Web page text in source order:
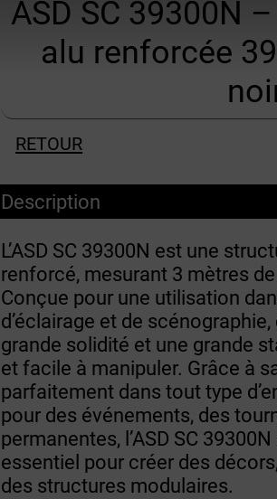
ASD SC 39300N
alu renforcée
RETOUR
Description
L’ASD SC 39300N est une
renforcé, mesurant 3 mètres
Conçue pour une utilisation
d’éclairage et de
grande solidité et une grande
et facile à manipuler. Grâce à
parfaitement dans tout type
pour des événements, des
permanentes, l’ASD SC
essentiel pour créer des
des structures modulaires.